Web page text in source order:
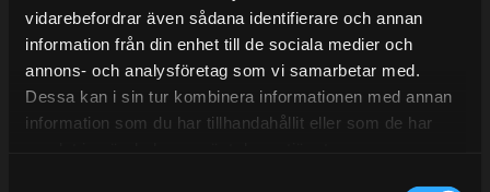
vidarebefordrar även sådana identifierare och annan
information från din enhet till de sociala medier och
annons- och analysföretag som vi samarbetar med.
Dessa kan i sin tur kombinera informationen med annan
information som du har tillhandahållit eller som de har
Tel:031- 51 66 60
E-post: info@streetperformance.se